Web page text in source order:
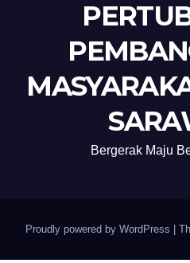
Bergerak Maju
Proudly powered by WordPress |